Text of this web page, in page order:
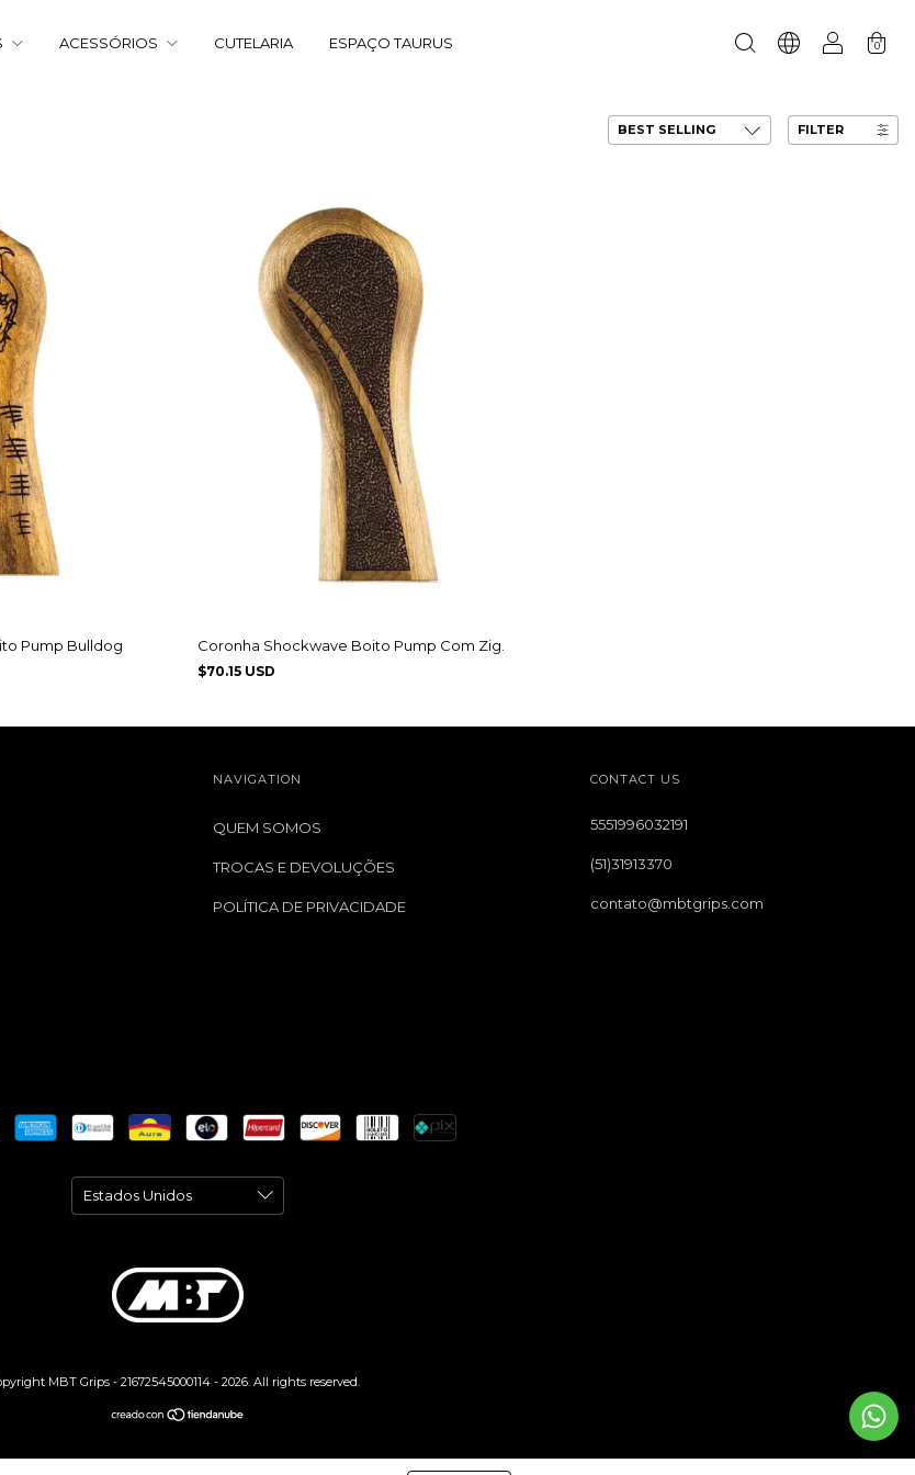
ACESSÓRIOS CUTELARIA ESPAÇO TAURUS 0
FILTER
Pump Bulldog Coronha Shockwave Boito Pump Com Zig.
$70.15 USD
NAVIGATION
QUEM SOMOS
TROCAS E DEVOLUÇÕES
POLÍTICA DE PRIVACIDADE
CONTACT US
5551996032191
(51)31913370
contato@mbtgrips.com
MBT Grips - 21672545000114 - 2026. All rights reserved.